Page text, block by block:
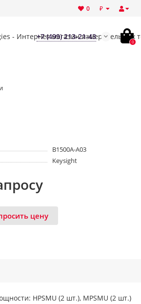
₽
0
+7 (499) 213-21-43
0
B1500A-A03
Keysight
цену
HPSMU (2 шт.), MPSMU (2 шт.)